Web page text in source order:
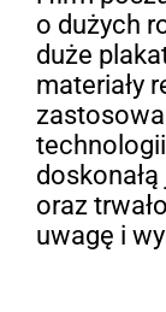
o dużych
duże
materiały
oraz
uwagę i